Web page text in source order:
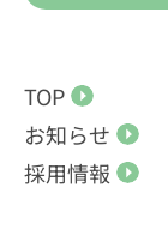
TOP
お知らせ
採用情報